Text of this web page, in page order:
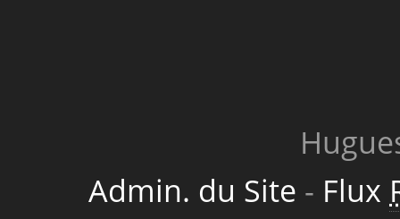
Admin. du Site - Flux